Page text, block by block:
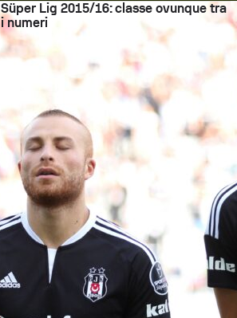
Süper Lig 2015/16: classe ovunque tra
i numeri